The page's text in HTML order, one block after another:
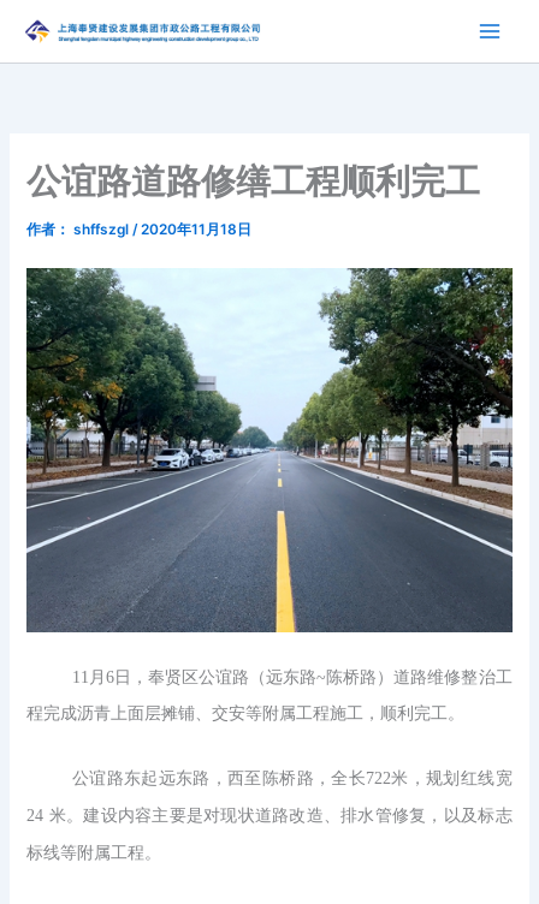
内
公谊路道路修缮工程顺利完工
作者： shffszgl/2020年11月18日
11月6日，奉贤区公谊路（远东路~陈桥路）道路维修整治工
程完成沥青上面层摊铺、交安等附属工程施工，顺利完工。
公谊路东起远东路，西至陈桥路，全长722米，规划红线宽
24 米。建设内容主要是对现状道路改造、排水管修复，以及标志
标线等附属工程。